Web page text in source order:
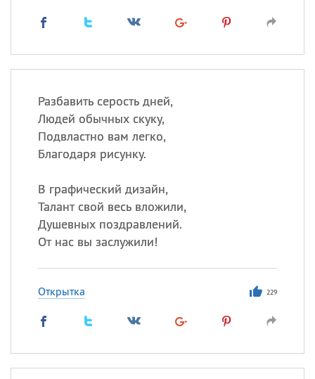
Разбавить серость дней,
Людей обычных скуку,
Подвластно вам легко,
Благодаря рисунку.
В графический дизайн,
Талант свой весь вложили,
Душевных поздравлений.
От нас вы заслужили!
Открытка 229